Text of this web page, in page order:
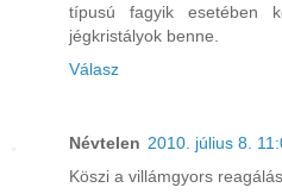
típusú fagyik esetében
jégkristályok benne.
Válasz
Névtelen 2010. július 8.
Köszi a villámgyors